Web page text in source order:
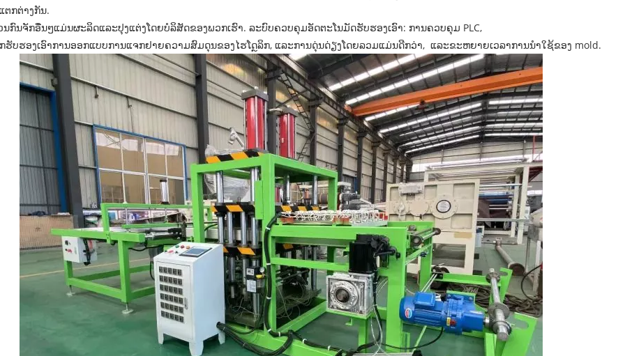
ຕກຕ່າງກັນ.
ນກົນຈັກອື່ນໆແມ່ນຜະລິດແລະປຸງແຕ່ງໂດຍບໍລິສັດຂອງພວກເຮົາ. ລະບົບຄວບຄຸມອັດຕະໂນມັດຮັບຮອງເອົາ: ການຄວບຄຸມ PLC,
ກຮັບຮອງເອົາການອອກແບບການແຈກຢາຍຄວາມສົມດຸນຂອງໄຮໂດຼລິກ, ແລະການດຸ່ນດ່ຽງໂດຍລວມແມ່ນດີກວ່າ, ແລະຂະຫຍາຍເວລາການນໍາໃຊ້ຂອງ mold.